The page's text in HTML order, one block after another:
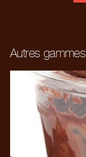
Autres gammes